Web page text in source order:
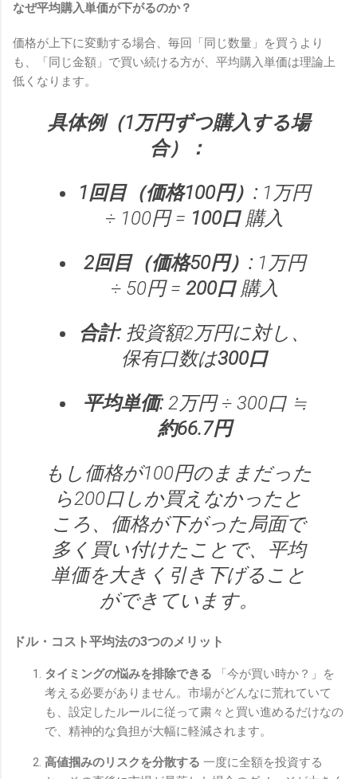
なぜ平均購入単価が下がるのか？
価格が上下に変動する場合、毎回「同じ数量」を買うより
も、「同じ金額」で買い続ける方が、平均購入単価は理論上
低くなります。
具体例（1万円ずつ購入する場
合）：
1回目（価格100円）:1万円
÷ 100円 = 100口購入
2回目（価格50円）:1万円
÷ 50円 = 200口購入
合計:投資額2万円に対し、
保有口数は300口
平均単価:2万円 ÷ 300口 ≒
約66.7円
もし価格が100円のままだった
ら200口しか買えなかったと
ころ、価格が下がった局面で
多く買い付けたことで、平均
単価を大きく引き下げること
ができています。
ドル・コスト平均法の3つのメリット
タイミングの悩みを排除できる 「今が買い時か？」を
考える必要がありません。市場がどんなに荒れていて
も、設定したルールに従って粛々と買い進めるだけなの
で、精神的な負担が大幅に軽減されます。
高値掴みのリスクを分散する 一度に全額を投資する